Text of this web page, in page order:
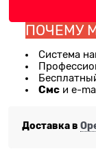
ПОЧЕМУ
Система
Смс и e-
Доставка в